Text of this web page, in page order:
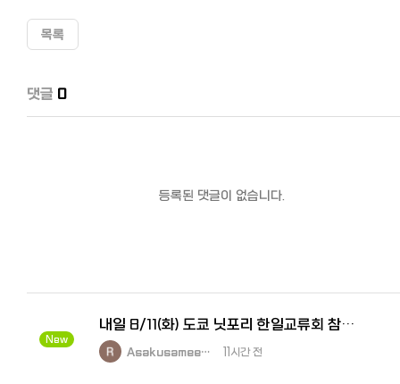
목록
댓글 0
등록된 댓글이 없습니다.
New
내일 8/11(화) 도쿄 닛포리 한일교류회 참가자 모집
Asakusamee… 11시간 전